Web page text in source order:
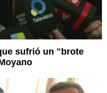
sufrió un "brote